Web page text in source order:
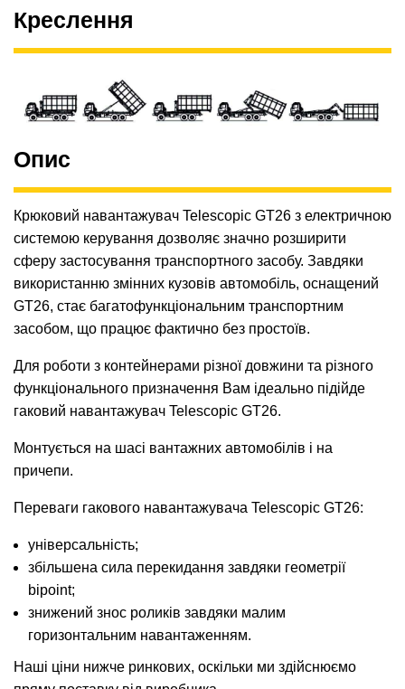
Креслення
Опис
Крюковий навантажувач Telescopic GT26 з електричною
системою керування дозволяє значно розширити
сферу застосування транспортного засобу. Завдяки
використанню змінних кузовів автомобіль, оснащений
GT26, стає багатофункціональним транспортним
засобом, що працює фактично без простоїв.
Для роботи з контейнерами різної довжини та різного
функціонального призначення Вам ідеально підійде
гаковий навантажувач Telescopic GT26.
Монтується на шасі вантажних автомобілів і на
причепи.
Переваги гакового навантажувача Telescopic GT26:
універсальність;
збільшена сила перекидання завдяки геометрії
bipoint;
знижений знос роликів завдяки малим
горизонтальним навантаженням.
Наші ціни нижче ринкових, оскільки ми здійснюємо